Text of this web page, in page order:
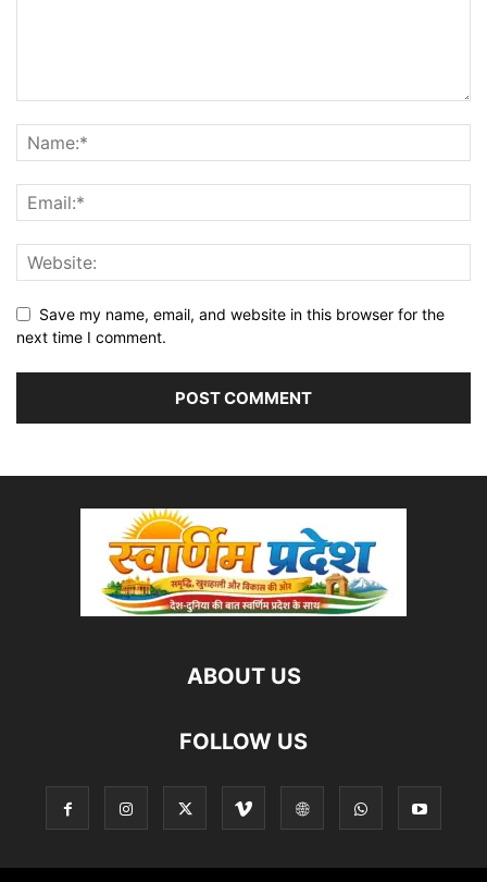
Save my name, email, and website in this browser for the
next time I comment.
ABOUT US
FOLLOW US